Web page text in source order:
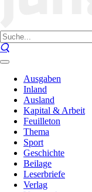
Ausgaben
Inland
Ausland
Kapital & Arbeit
Feuilleton
Thema
Sport
Geschichte
Beilage
Leserbriefe
Verlag